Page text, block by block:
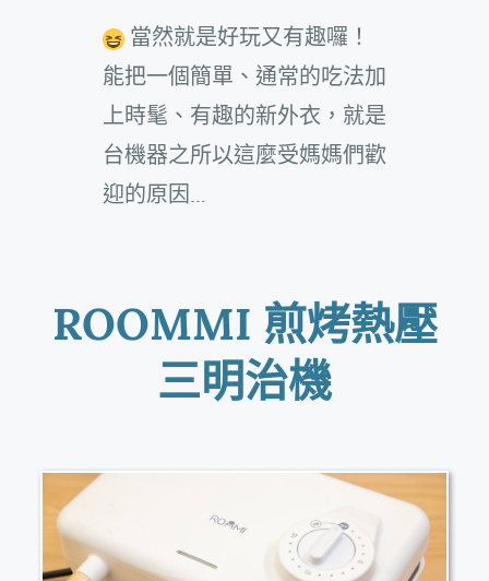
當然就是好玩又有趣囉！
能把一個簡單、通常的吃法加
上時髦、有趣的新外衣，就是
台機器之所以這麼受媽媽們歡
迎的原因…
ROOMMI 煎烤熱壓
三明治機